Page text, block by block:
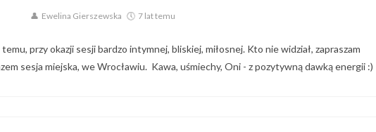
Ewelina Gierszewska 7 lat temu
przy okazji sesji bardzo intymnej, bliskiej, miłosnej. Kto nie widział, zapraszam
sesja miejska, we Wrocławiu. Kawa, uśmiechy, Oni - z pozytywną dawką energii :)